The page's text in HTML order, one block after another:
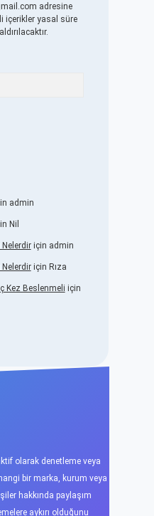
adresine
içerikler yasal süre
admin
Nil
Nelerdiriçin admin
Nelerdiriçin Rıza
Kez Beslenmeli için
olarak denetleme veya
bir marka, kurum veya
hakkında paylaşım
aykırı olduğunu